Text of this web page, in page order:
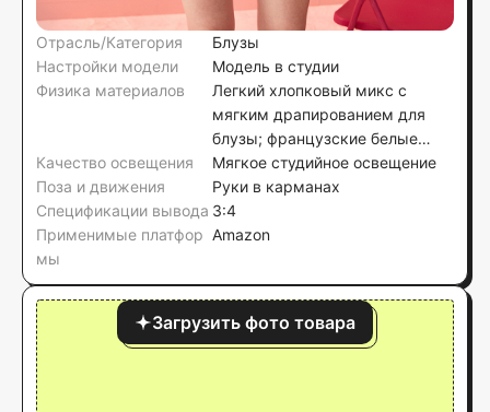
Отрасль/Категория
Блузы
Настройки модели
Модель в студии
Физика материалов
Легкий хлопковый микс с
мягким драпированием для
блузы; французские белые
джинсовые шорты с
окантовкой
Качество освещения
Мягкое студийное освещение
Поза и движения
Руки в карманах
Спецификации вывода 3:4
Применимые платфор
мы
Amazon
Загрузить фото товара